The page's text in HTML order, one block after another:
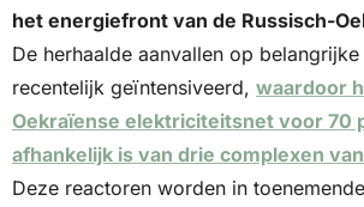
het energiefront van de Russisch-
De herhaalde aanvallen op
recentelijk geïntensiveerd, waardoor
Oekraïense elektriciteitsnet voor 70
afhankelijk is van drie complexen
Deze reactoren worden in